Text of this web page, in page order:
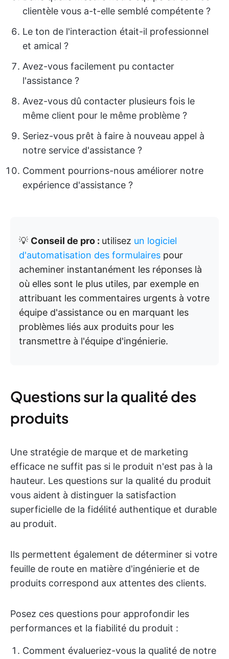
clientèle vous a-t-elle semblé compétente ?
Le ton de l'interaction était-il professionnel
et amical ?
Avez-vous facilement pu contacter
l'assistance ?
Avez-vous dû contacter plusieurs fois le
même client pour le même problème ?
Seriez-vous prêt à faire à nouveau appel à
notre service d'assistance ?
Comment pourrions-nous améliorer notre
expérience d'assistance ?
💡 Conseil de pro : utilisez un logiciel
d'automatisation des formulaires pour
acheminer instantanément les réponses là
où elles sont le plus utiles, par exemple en
attribuant les commentaires urgents à votre
équipe d'assistance ou en marquant les
problèmes liés aux produits pour les
transmettre à l'équipe d'ingénierie.
Questions sur la qualité des
produits
Une stratégie de marque et de marketing
efficace ne suffit pas si le produit n'est pas à la
hauteur. Les questions sur la qualité du produit
vous aident à distinguer la satisfaction
superficielle de la fidélité authentique et durable
au produit.
Ils permettent également de déterminer si votre
feuille de route en matière d'ingénierie et de
produits correspond aux attentes des clients.
Posez ces questions pour approfondir les
performances et la fiabilité du produit :
Comment évalueriez-vous la qualité de notre